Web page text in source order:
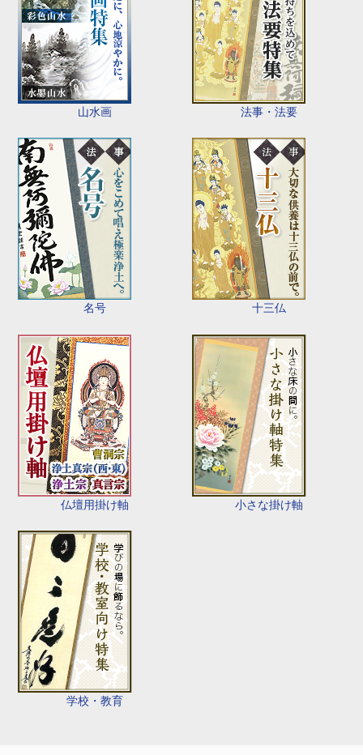
山水画 法事・法要
名号 十三仏
仏壇用掛け軸 小さな掛け軸
学校・教育